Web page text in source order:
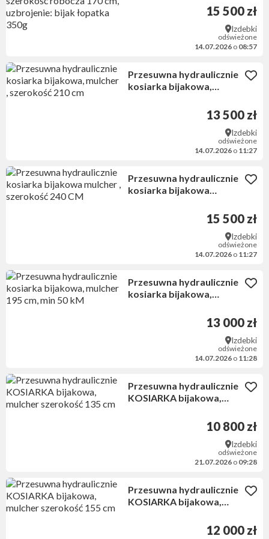
szerokość robocza 170
cm, uzbrojenie: bijak
15 500 zł
Izdebki
odświeżone
14.07.2026 o 08:57
Przesuwna hydraulicznie
kosiarka bijakowa,
13 500 zł
Izdebki
odświeżone
14.07.2026 o 11:27
Przesuwna hydraulicznie
kosiarka bijakowa
15 500 zł
Izdebki
odświeżone
14.07.2026 o 11:27
Przesuwna hydraulicznie
kosiarka bijakowa,
13 000 zł
Izdebki
odświeżone
14.07.2026 o 11:28
Przesuwna hydraulicznie
KOSIARKA bijakowa,
10 800 zł
Izdebki
odświeżone
21.07.2026 o 09:28
Przesuwna hydraulicznie
KOSIARKA bijakowa,
12 000 zł